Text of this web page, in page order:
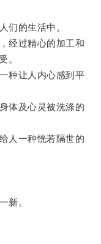
的生活中。
经过精心的加工和
。
种让人内心感到平
体及心灵被洗涤的
人一种恍若隔世的
新。